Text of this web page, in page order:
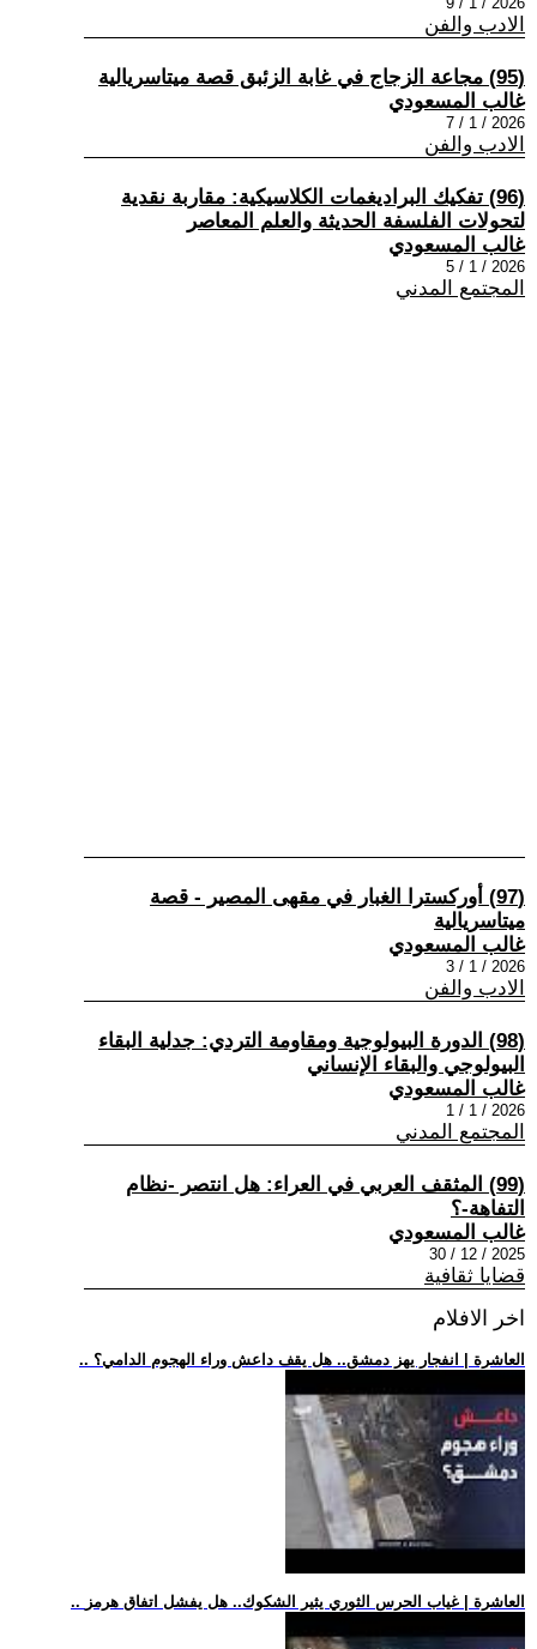
الادب والفن
(95) مجاعة الزجاج في غابة الزئبق قصة ميتاسريالية
غالب المسعودي
2026 / 1 / 7
الادب والفن
(96) تفكيك البراديغمات الكلاسيكية: مقاربة نقدية
لتحولات الفلسفة الحديثة والعلم المعاصر
غالب المسعودي
2026 / 1 / 5
المجتمع المدني
(97) أوركسترا الغبار في مقهى المصير - قصة
ميتاسريالية
غالب المسعودي
2026 / 1 / 3
الادب والفن
(98) الدورة البيولوجية ومقاومة التردي: جدلية البقاء
البيولوجي والبقاء الإنساني
غالب المسعودي
2026 / 1 / 1
المجتمع المدني
(99) المثقف العربي في العراء: هل انتصر -نظام
التفاهة-؟
غالب المسعودي
2025 / 12 / 30
قضايا ثقافية
اخر الافلام
.. العاشرة | انفجار يهز دمشق.. هل يقف داعش وراء الهجوم الدامي؟
.. العاشرة | غياب الحرس الثوري يثير الشكوك.. هل يفشل اتفاق هرمز